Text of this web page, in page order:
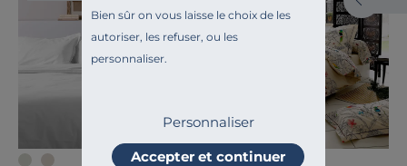
Bien sûr on vous laisse le choix de les
autoriser, les refuser, ou les
personnaliser.
Personnaliser
Accepter et continuer